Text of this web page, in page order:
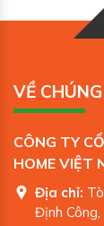
VỀ
CÔNG TY
HOME VIỆT
Địa chỉ:
Định